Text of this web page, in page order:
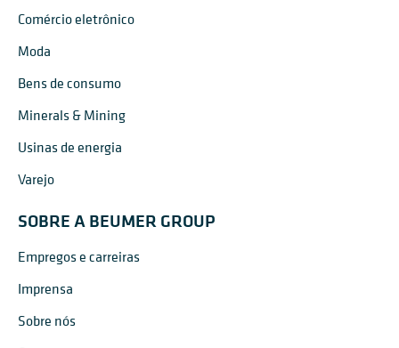
Comércio eletrônico
Moda
Bens de consumo
Minerals & Mining
Usinas de energia
Varejo
SOBRE A BEUMER GROUP
Empregos e carreiras
Imprensa
Sobre nós